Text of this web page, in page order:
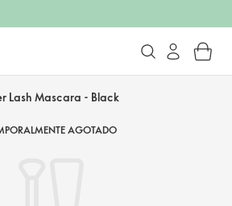
Lash Mascara - Black
AGOTADO